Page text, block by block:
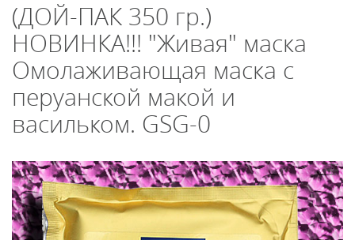
(ДОЙ-ПАК 350 гр.)
НОВИНКА!!! "Живая" маска
Омолаживающая маска с
перуанской макой и
васильком. GSG-0